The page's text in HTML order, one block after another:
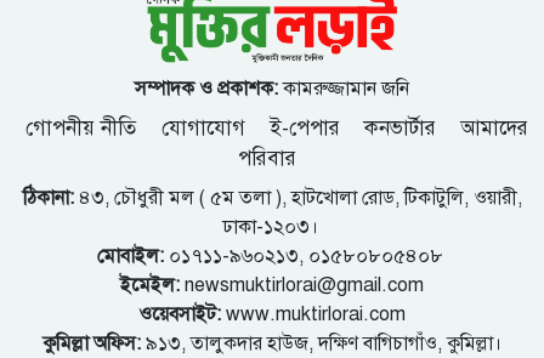
সম্পাদক ও প্রকাশক:কামরুজ্জামান জনি
গোপনীয় নীতি যোগাযোগ ই-পেপার কনভার্টার
আমাদের
পরিবার
ঠিকানা:৪৩, চৌধুরী মল ( ৫ম তলা ), হাটখোলা রোড, টিকাটুলি, ওয়ারী,
ঢাকা-১২০৩।
মোবাইল:০১৭১১-৯৬০২১৩, ০১৫৮০৮০৫৪০৮
ইমেইল: newsmuktirlorai@gmail.com
ওয়েবসাইট: www.muktirlorai.com
কুমিল্লা অফিস: ৯১৩, তালুকদার হাউজ, দক্ষিণ বাগিচাগাঁও, কুমিল্লা।